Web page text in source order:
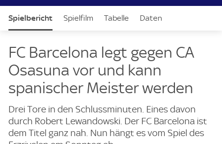
e
u
Spielbericht Spielfilm Tabelle Daten
FC Barcelona legt gegen CA
Osasuna vor und kann
spanischer Meister werden
Drei Tore in den Schlussminuten. Eines davon
durch Robert Lewandowski. Der FC Barcelona ist
dem Titel ganz nah. Nun hängt es vom Spiel des